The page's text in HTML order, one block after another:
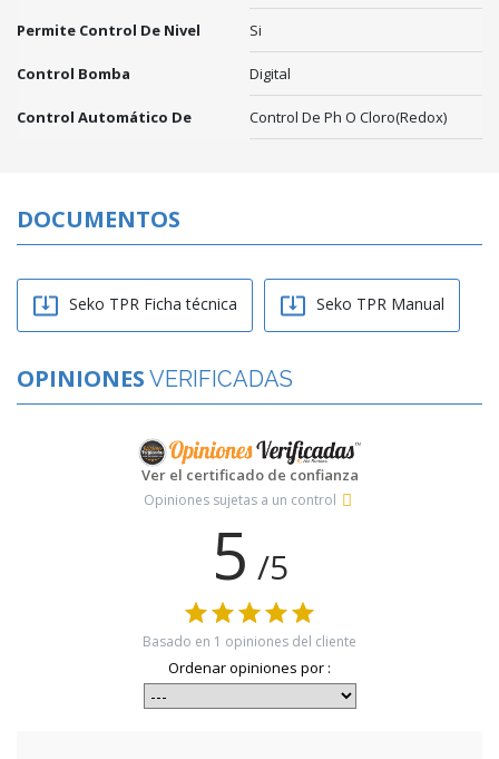
Permite Control De Nivel Si
Control Bomba Digital
Control Automático De Control De Ph O Cloro(Redox)
DOCUMENTOS
 Seko TPR Ficha técnica  Seko TPR Manual
OPINIONES VERIFICADAS
Ver el certificado de confianza
Opiniones sujetas a un control
5 /5
Basado en 1 opiniones del cliente
Ordenar opiniones por :